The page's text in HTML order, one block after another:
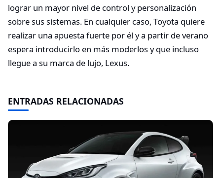
lograr un mayor nivel de control y personalización
sobre sus sistemas. En cualquier caso, Toyota quiere
realizar una apuesta fuerte por él y a partir de verano
espera introducirlo en más moderlos y que incluso
llegue a su marca de lujo, Lexus.
ENTRADAS RELACIONADAS